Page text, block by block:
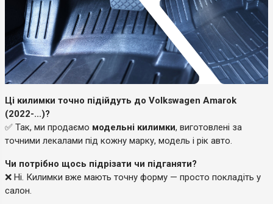
Ці килимки точно підійдуть до Volkswagen Amarok
(2022-...)?
✅ Так, ми продаємо модельні килимки, виготовлені за
точними лекалами під кожну марку, модель і рік авто.
Чи потрібно щось підрізати чи підганяти?
❌ Ні. Килимки вже мають точну форму — просто покладіть у
салон.